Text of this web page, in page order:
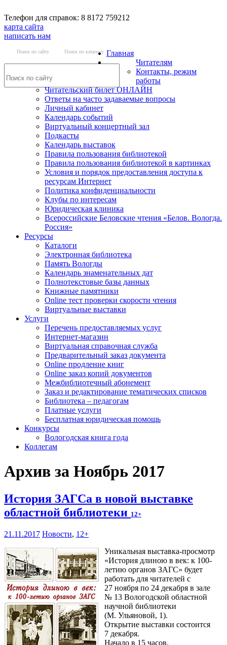
Телефон для справок: 8 8172 759212
карта сайта
написать нам
Поиск по сайту Поиск по каталогу Главная
Читателям
Контакты, режим
работы
Читательский билет ОНЛАЙН
Ответы на часто задаваемые вопросы
Личный кабинет
Календарь событий
Виртуальный концертный зал
Подкасты
Календарь выставок
Правила пользования библиотекой
Правила пользования библиотекой в картинках
Условия и порядок предоставления доступа к
ресурсам Интернет
Политика конфиденциальности
Клубы по интересам
Юридическая клиника
Всероссийские Беловские чтения «Белов. Вологда.
Россия»
Ресурсы
Каталоги
Электронная библиотека
Память Вологды
Календарь знаменательных дат
Полнотекстовые базы данных
Книжные памятники
Online тест проверки скорости чтения
Виртуальные выставки
Услуги
Перечень предоставляемых услуг
Интернет-магазин
Виртуальная справочная служба
Предварительный заказ документа
Online продление книг
Online заказ копий документов
Межбиблиотечный абонемент
Заказ и редактирование тематических списков
Библиотека – педагогам
Платные услуги
Бесплатная юридическая помощь
Конкурсы
Вологодская книга года
Коллегам
Архив за Ноябрь 2017
История ЗАГСа в новой выставке
областной библиотеки 12+
21.11.2017 Новости, 12+
Уникальная выставка-просмотр
«История длиною в век: к 100-
летию органов ЗАГС» будет
работать для читателей с
27 ноября по 24 декабря в зале
№ 13 Вологодской областной
научной библиотеки
(М. Ульяновой, 1).
Открытие выставки состоится
7 декабря.
Начало в 15 часов.